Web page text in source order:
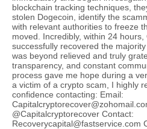
blockchain tracking techniques,
stolen Dogecoin, identify the
with relevant authorities to freeze
moved. Incredibly, within 24
successfully recovered the
was beyond relieved and truly
transparency, and constant
process gave me hope during a
a victim of a crypto scam, I highly
confidence contacting: Email:
@Capitalcryptorecover Contact:
Recoverycapital@fastservice.com